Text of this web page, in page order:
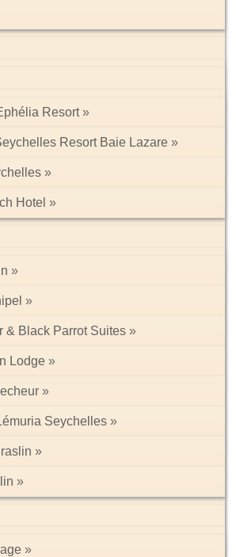
Resort
Resort Baie Lazare
Hotel
& Black Parrot Suites
Lodge
Seychelles